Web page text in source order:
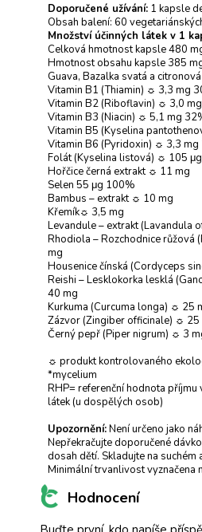
Doporučené užívání: 1 kapsle
Obsah balení: 60
Množství účinných látek v 1
Celková hmotnost kapsle 480
Hmotnost obsahu kapsle 385
Guava, Bazalka svatá a
Vitamin B1 (Thiamin) ☼ 3,3 mg
Vitamin B2 (Riboflavin) ☼ 3,0
Vitamin B3 (Niacin) ☼ 5,1 mg
Vitamin B5 (Kyselina
Vitamin B6 (Pyridoxin) ☼ 3,3
Folát (Kyselina listová) ☼ 105
Hořčice černá extrakt ☼ 11 mg
Selen 55 μg 100%
Bambus – extrakt ☼ 10 mg
Křemík☼ 3,5 mg
Levandule – extrakt (Lavandula
Rhodiola – Rozchodnice
mg
Housenice čínská (Cordyceps
Reishi – Lesklokorka lesklá
40 mg
Kurkuma (Curcuma longa) ☼ 25
Zázvor (Zingiber officinale) ☼ 25
Černý pepř (Piper nigrum) ☼ 3
☼ produkt kontrolovaného
*mycelium
RHP= referenční hodnota příjmu
látek (u dospělých osob)
Upozornění:Není určeno jako
Nepřekračujte doporučené
dosah dětí. Skladujte na suchém
Minimální trvanlivost vyznačena
Hodnocení